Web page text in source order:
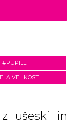
#PUPILL
VELIKOSTI
ušeski in